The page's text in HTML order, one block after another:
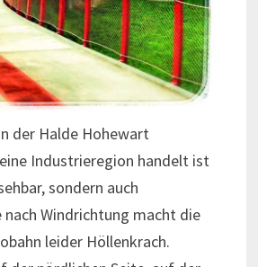
der Halde Hohewart
Industrieregion handelt ist
sondern auch
nach Windrichtung macht die
leider Höllenkrach.